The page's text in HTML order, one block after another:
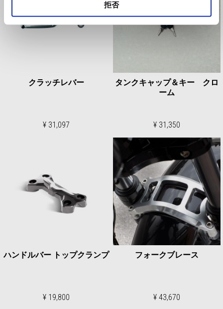
拒否
クラッチレバー
¥ 31,097
タンクキャップ＆キー クロ
ーム
¥ 31,350
ハンドルバー トップクランプ
¥ 19,800
フォークブレース
¥ 43,670